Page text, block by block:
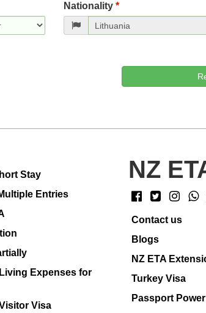
Nationality *
Stay
Entries
Expenses for
Visa
NZ
Contact us
Blogs
NZ ETA
Turkey Visa
Passport